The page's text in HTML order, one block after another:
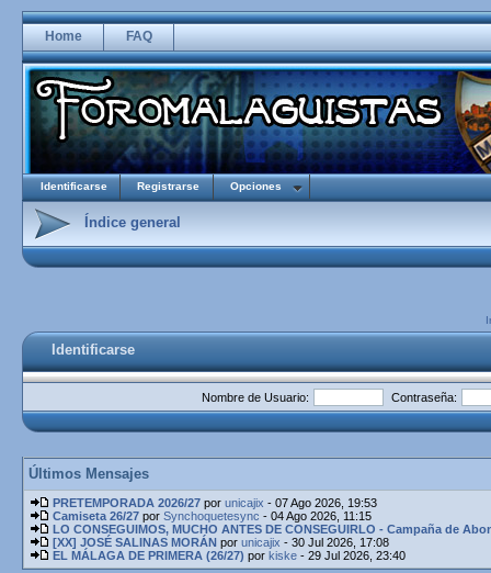
Home FAQ
Identificarse Registrarse Opciones
Índice general
Identificarse
Nombre de Usuario: Contraseña:
Últimos Mensajes
PRETEMPORADA 2026/27 por unicajix - 07 Ago 2026, 19:53
Camiseta 26/27 por Synchoquetesync - 04 Ago 2026, 11:15
LO CONSEGUIMOS, MUCHO ANTES DE CONSEGUIRLO - Campaña de
[XX] JOSÉ SALINAS MORÁN por unicajix - 30 Jul 2026, 17:08
EL MÁLAGA DE PRIMERA (26/27) por kiske - 29 Jul 2026, 23:40